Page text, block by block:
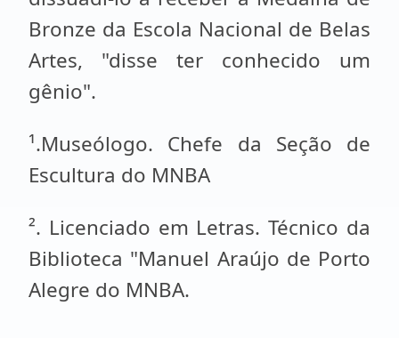
Bronze da Escola Nacional de Belas
Artes, "disse ter conhecido um
gênio".
¹.Museólogo. Chefe da Seção de
Escultura do MNBA
². Licenciado em Letras. Técnico da
Biblioteca "Manuel Araújo de Porto
Alegre do MNBA.